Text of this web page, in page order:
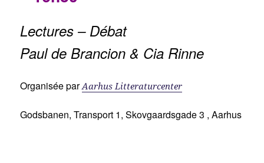
Lectures – Débat
Paul de Brancion & Cia Rinne
Organisée par Aarhus Litteraturcenter
Godsbanen, Transport 1, Skovgaardsgade 3 , Aarhus